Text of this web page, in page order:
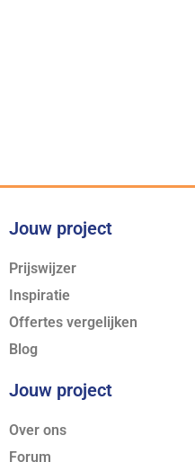
Jouw project
Prijswijzer
Inspiratie
Offertes vergelijken
Blog
Jouw project
Over ons
Forum